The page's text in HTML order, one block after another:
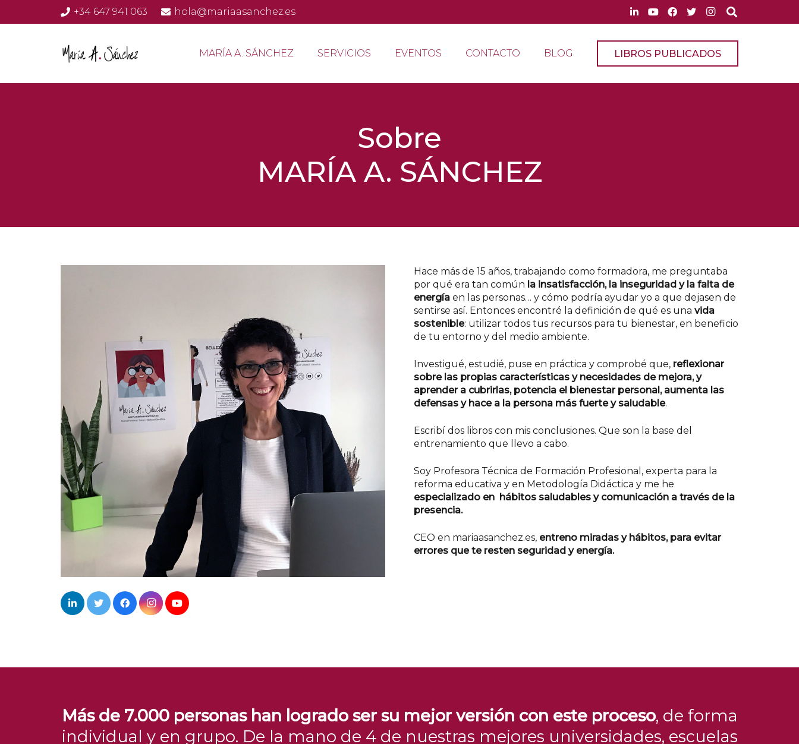
+34 647 941 063 hola@mariaasanchez.es
MARÍA A. SÁNCHEZ SERVICIOS EVENTOS CONTACTO BLOG LIBROS PUBLICADOS
Sobre
MARÍA A. SÁNCHEZ
Hace más de 15 años, trabajando como formadora, me preguntaba
por qué era tan común la insatisfacción, la inseguridad y la falta de
energía en las personas… y cómo podría ayudar yo a que dejasen de
sentirse así. Entonces encontré la definición de qué es una vida
sostenible: utilizar todos tus recursos para tu bienestar, en beneficio
de tu entorno y del medio ambiente.
Investigué, estudié, puse en práctica y comprobé que, reflexionar
sobre las propias características y necesidades de mejora, y
aprender a cubrirlas, potencia el bienestar personal, aumenta las
defensas y hace a la persona más fuerte y saludable.
Escribí dos libros con mis conclusiones. Que son la base del
entrenamiento que llevo a cabo.
Soy Profesora Técnica de Formación Profesional, experta para la
reforma educativa y en Metodología Didáctica y me he
especializado en hábitos saludables y comunicación a través de la
presencia.
CEO en mariaasanchez.es, entreno miradas y hábitos, para evitar
errores que te resten seguridad y energía.
Más de 7.000 personas han logrado ser su mejor versión con este proceso, de forma
individual y en grupo. De la mano de 4 de nuestras mejores universidades, escuelas